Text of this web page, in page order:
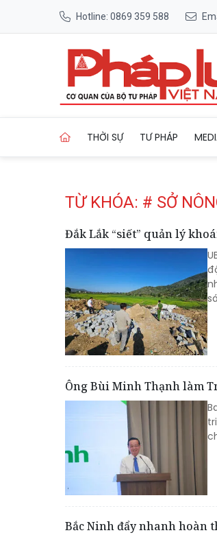
Hotline: 0869 359 588
THỜI SỰ TƯ PHÁP
TỪ KHÓA: # SỞ
Đắk Lắk “siết” quản lý
Ông Bùi Minh Thạnh làm
Bắc Ninh đẩy nhanh hoàn